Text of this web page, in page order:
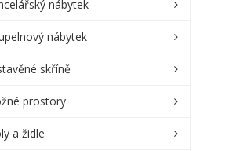
nábytek
nábytek
skříně
prostory
a židle